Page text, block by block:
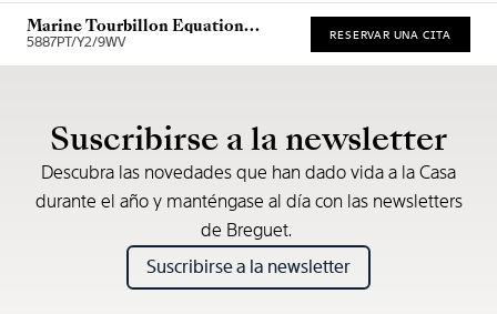
Marine Tourbillon Equation
Marchante 5887
5887PT/Y2/9WV RESERVAR UNA CITA
Suscribirse a la newsletter
Descubra las novedades que han dado vida a la Casa
durante el año y manténgase al día con las newsletters
de Breguet.
Suscribirse a la newsletter